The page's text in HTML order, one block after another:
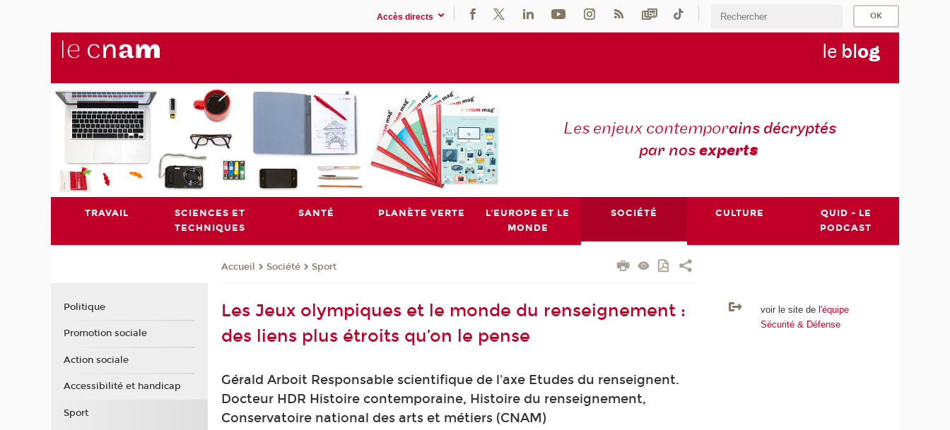
Accès directs
le blog
Les enjeux contemporains décryptés
par nosexperts
TRAVAIL
SCIENCES ET
TECHNIQUES
SANTÉ PLANÈTE VERTE
L'EUROPE ET LE
MONDE
SOCIÉTÉ CULTURE
QUID - LE
PODCAST
Accueil Société Sport
Les Jeux olympiques et le monde du renseignement :
des liens plus étroits qu’on le pense
Gérald Arboit Responsable scientifique de l'axe Etudes du renseignent.
Docteur HDR Histoire contemporaine, Histoire du renseignement,
Conservatoire national des arts et métiers (CNAM)
voir le site de l'équipe
Sécurité & Défense
Politique
Promotion sociale
Action sociale
Accessibilité et handicap
Sport